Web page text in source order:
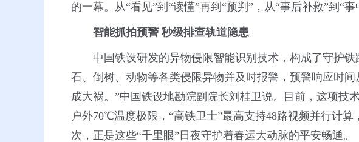
的一幕。从“看见”到“读懂”再到“预判”，从“事后补救”到“
智能抓拍预警 秒级排查轨道隐患
中国铁设研发的异物侵限智能识别技术，构成了守护
石、倒树、动物等各类侵限异物并及时报警，预警响应时
成大祸。”中国铁设地勘院副院长刘桂卫说。目前，这项技
户外70℃温度极限，“高铁卫士”最高支持48路视频并行计
次，正是这些“千里眼”日夜守护着春运大动脉的平安畅通。